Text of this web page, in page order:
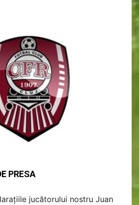
PRESA
jucătorului nostru Juan